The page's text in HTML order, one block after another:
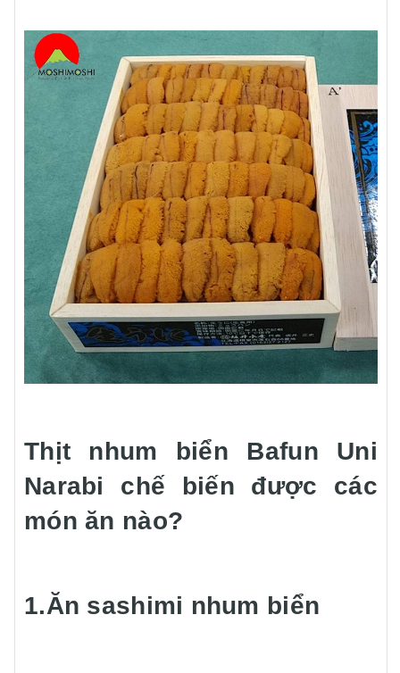
Thịt nhum biển Bafun Uni
Narabi chế biến được các
món ăn nào?
1.Ăn sashimi nhum biển